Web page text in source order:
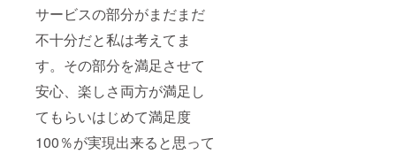
サービスの部分がまだまだ
不十分だと私は考えてま
す。その部分を満足させて
安心、楽しさ両方が満足し
てもらいはじめて満足度
100％が実現出来ると思って